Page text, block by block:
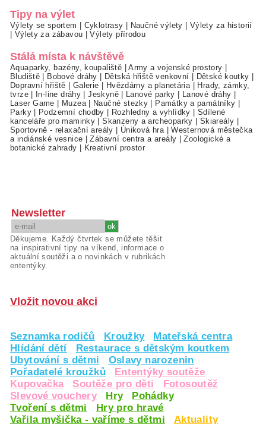
Tipy na výlet
Výlety se sportem Cyklotrasy Naučné výlety
Výlety za historií
Výlety za zábavou |Výlety přírodou
Stálá místa k návštěvě
Aquaparky, bazény, koupaliště |Army a vojenské prostory
Bludiště
Bobové dráhy Dětská hřiště venkovní Dětské koutky
Dopravní hřiště
Galerie Hvězdárny a planetária
Hrady, zámky,
tvrze| In-line dráhy |Jeskyně| Lanové parky Lanové dráhy
Laser Game
Muzea| Naučné stezky Památky a památníky
Parky| Podzemní chodby Rozhledny a vyhlídky
Sdílené
kanceláře pro maminky |Skanzeny a archeoparky Skiareály
Sportovně - relaxační areály
Úniková hra |Westernová městečka
a indiánské vesnice |Zábavní centra a areály |Zoologické a
botanické zahrady
Kreativní prostor
Newsletter
Děkujeme. Každý čtvrtek se můžete těšit
na inspirativní tipy na víkend, informace o
aktuální soutěži a o novinkách v rubrikách
ententýky.
Vložit novou akci
Seznamka rodičů Kroužky
Mateřská centra
Hlídání dětí
Restaurace s dětským koutkem
Ubytování s dětmi
Oslavy narozenin
Pořadatelé kroužků
Ententýky soutěže
Kupovačka
Soutěže pro děti
Fotosoutěž
Slevové vouchery
Hry
Pohádky
Tvoření s dětmi
Hry pro hravé
Vařila myšička - vaříme s dětmi
Aktuality